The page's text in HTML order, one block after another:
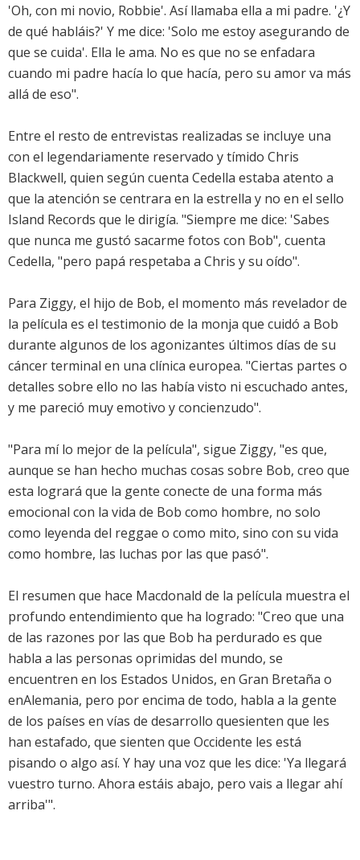
'Oh, con mi novio, Robbie'. Así llamaba ella a mi padre. '¿Y
de qué habláis?' Y me dice: 'Solo me estoy asegurando de
que se cuida'. Ella le ama. No es que no se enfadara
cuando mi padre hacía lo que hacía, pero su amor va más
allá de eso".
Entre el resto de entrevistas realizadas se incluye una
con el legendariamente reservado y tímido Chris
Blackwell, quien según cuenta Cedella estaba atento a
que la atención se centrara en la estrella y no en el sello
Island Records que le dirigía. "Siempre me dice: 'Sabes
que nunca me gustó sacarme fotos con Bob", cuenta
Cedella, "pero papá respetaba a Chris y su oído".
Para Ziggy, el hijo de Bob, el momento más revelador de
la película es el testimonio de la monja que cuidó a Bob
durante algunos de los agonizantes últimos días de su
cáncer terminal en una clínica europea. "Ciertas partes o
detalles sobre ello no las había visto ni escuchado antes,
y me pareció muy emotivo y concienzudo".
"Para mí lo mejor de la película", sigue Ziggy, "es que,
aunque se han hecho muchas cosas sobre Bob, creo que
esta logrará que la gente conecte de una forma más
emocional con la vida de Bob como hombre, no solo
como leyenda del reggae o como mito, sino con su vida
como hombre, las luchas por las que pasó".
El resumen que hace Macdonald de la película muestra el
profundo entendimiento que ha logrado: "Creo que una
de las razones por las que Bob ha perdurado es que
habla a las personas oprimidas del mundo, se
encuentren en los Estados Unidos, en Gran Bretaña o
enAlemania, pero por encima de todo, habla a la gente
de los países en vías de desarrollo quesienten que les
han estafado, que sienten que Occidente les está
pisando o algo así. Y hay una voz que les dice: 'Ya llegará
vuestro turno. Ahora estáis abajo, pero vais a llegar ahí
arriba'".